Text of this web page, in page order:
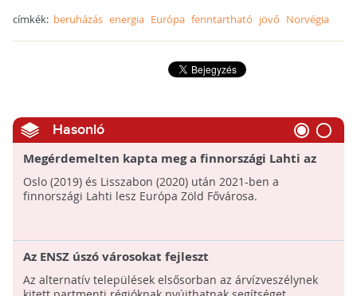
címkék: beruházás energia Európa fenntartható jövő Norvégia
Hasonló
Megérdemelten kapta meg a finnországi Lahti az
Európa Zöld Fővárosa címet
Oslo (2019) és Lisszabon (2020) után 2021-ben a
finnországi Lahti lesz Európa Zöld Fővárosa.
Az ENSZ úszó városokat fejleszt
Az alternatív települések elsősorban az árvízveszélynek